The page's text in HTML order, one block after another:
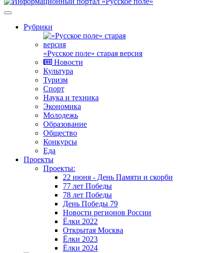
Рубрики
«Русское поле» старая версия
Новости
Культура
Туризм
Спорт
Наука и техника
Экономика
Молодежь
Образование
Общество
Конкурсы
Еда
Проекты
Проекты:
22 июня - День Памяти и скорби
77 лет Победы
78 лет Победы
День Победы 79
Новости регионов России
Ёлки 2022
Открытая Москва
Ёлки 2023
Ёлки 2024